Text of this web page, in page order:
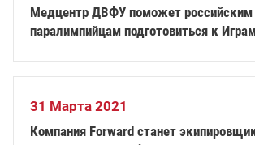
Медцентр ДВФУ поможет российским
паралимпийцам подготовиться к
31 Марта 2021
Компания Forward станет